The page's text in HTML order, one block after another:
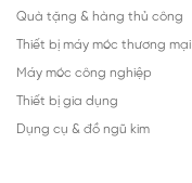
Quà tặng & hàng thủ công
Thiết bị máy móc thương mại
Máy móc công nghiệp
Thiết bị gia dụng
Dụng cụ & đồ ngũ kim